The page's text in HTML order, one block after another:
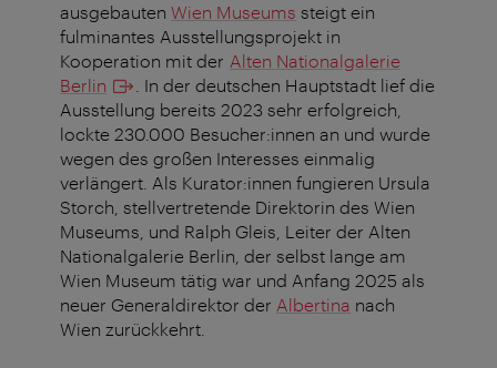
ausgebauten Wien Museums steigt ein
fulminantes Ausstellungsprojekt in
Kooperation mit der Alten Nationalgalerie
Berlin
. In der deutschen Hauptstadt lief die
Ausstellung bereits 2023 sehr erfolgreich,
lockte 230.000 Besucher:innen an und wurde
wegen des großen Interesses einmalig
verlängert. Als Kurator:innen fungieren Ursula
Storch, stellvertretende Direktorin des Wien
Museums, und Ralph Gleis, Leiter der Alten
Nationalgalerie Berlin, der selbst lange am
Wien Museum tätig war und Anfang 2025 als
neuer Generaldirektor der Albertina nach
Wien zurückkehrt.